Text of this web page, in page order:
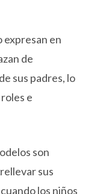
expresan en
de
sus padres, lo
e
son
sus
los niños